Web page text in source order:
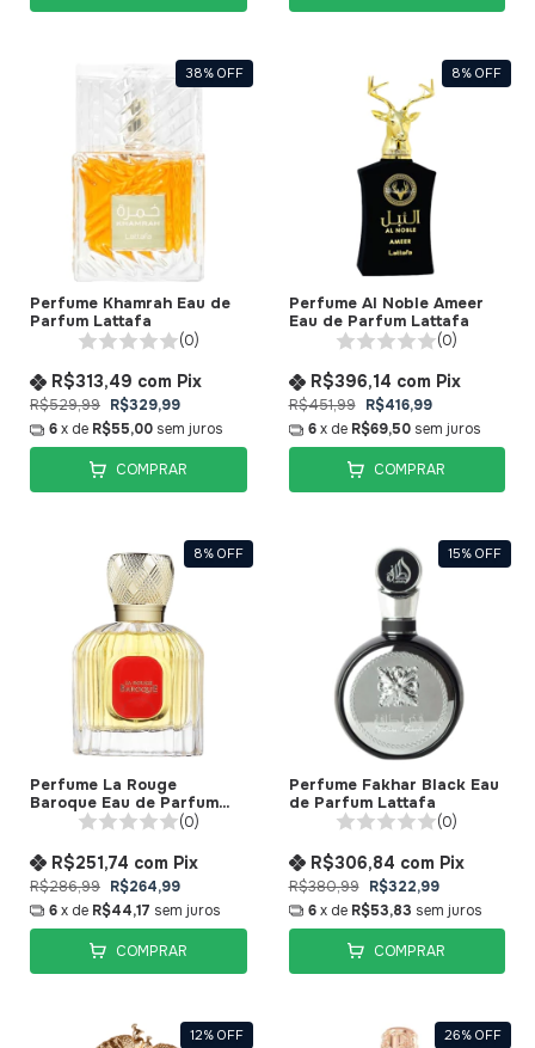
38% OFF
Perfume Khamrah Eau de
Parfum Lattafa
(0)
R$529,99 R$329,99
R$313,49 com Pix
6x de R$55,00 sem juros
COMPRAR
8% OFF
Perfume Al Noble Ameer
Eau de Parfum Lattafa
(0)
R$451,99 R$416,99
R$396,14 com Pix
6 x de R$69,50 sem juros
COMPRAR
8% OFF
Perfume La Rouge
Baroque Eau de Parfum
Maison Alhambra
(0)
R$286,99 R$264,99
R$251,74 com Pix
6x de R$44,17 sem juros
COMPRAR
15% OFF
Perfume Fakhar Black Eau
de Parfum Lattafa
(0)
R$380,99 R$322,99
R$306,84 com Pix
6 x de R$53,83 sem juros
COMPRAR
12% OFF 26% OFF